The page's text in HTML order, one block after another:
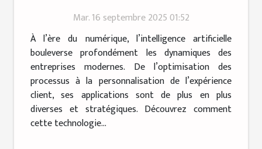
Mar. 16 septembre 2025 01:52
À l’ère du numérique, l’intelligence artificielle
bouleverse profondément les dynamiques des
entreprises modernes. De l’optimisation des
processus à la personnalisation de l’expérience
client, ses applications sont de plus en plus
diverses et stratégiques. Découvrez comment
cette technologie...